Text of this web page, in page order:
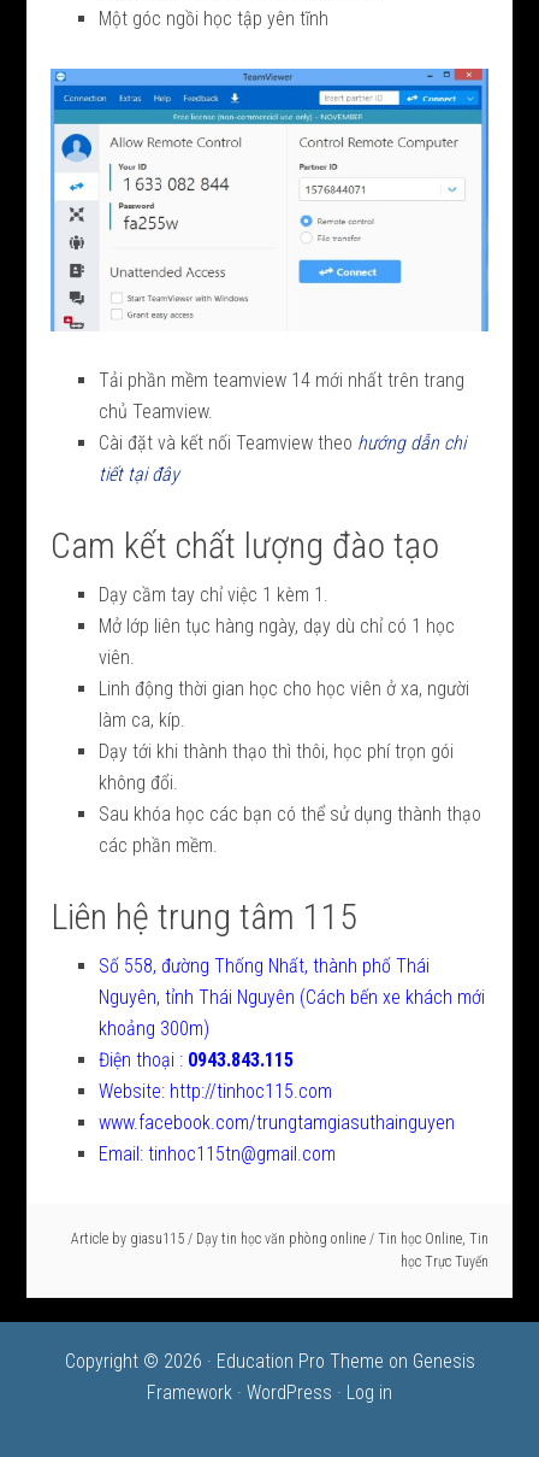
Một góc ngồi học tập yên tĩnh
Tải phần mềm teamview 14 mới nhất trên trang
chủ Teamview.
Cài đặt và kết nối Teamview theo hướng dẫn chi
tiết tại đây
Cam kết chất lượng đào tạo
Dạy cầm tay chỉ việc 1 kèm 1.
Mở lớp liên tục hàng ngày, dạy dù chỉ có 1 học
viên.
Linh động thời gian học cho học viên ở xa, người
làm ca, kíp.
Dạy tới khi thành thạo thì thôi, học phí trọn gói
không đổi.
Sau khóa học các bạn có thể sử dụng thành thạo
các phần mềm.
Liên hệ trung tâm 115
Số 558, đường Thống Nhất, thành phố Thái
Nguyên, tỉnh Thái Nguyên (Cách bến xe khách mới
khoảng 300m)
Điện thoại : 0943.843.115
Website: http://tinhoc115.com
www.facebook.com/trungtamgiasuthainguyen
Email: tinhoc115tn@gmail.com
Article by giasu115 / Dạy tin học văn phòng online / Tin học Online, Tin
học Trực Tuyến
Copyright © 2026 · Education Pro Theme on Genesis
Framework · WordPress · Log in